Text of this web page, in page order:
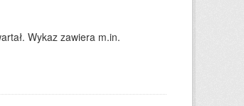
Wykaz zawiera m.in.